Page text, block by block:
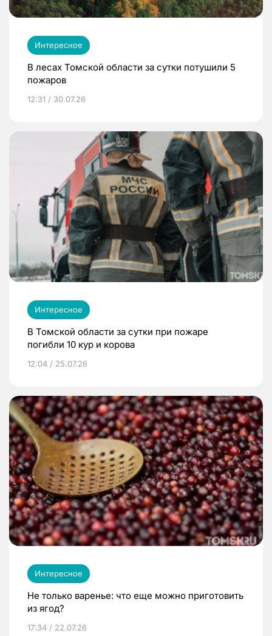
Интересное
В лесах Томской области за сутки потушили 5
пожаров
12:31 / 30.07.26
Интересное
В Томской области за сутки при пожаре
погибли 10 кур и корова
12:04 / 25.07.26
Интересное
Не только варенье: что еще можно приготовить
из ягод?
17:34 / 22.07.26